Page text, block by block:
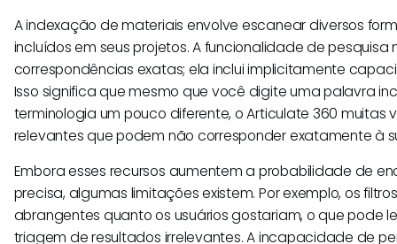
A indexação de materiais envolve escanear diversos
incluídos em seus projetos. A funcionalidade de
correspondências exatas; ela inclui implicitamente
Isso significa que mesmo que você digite uma palavra
terminologia um pouco diferente, o Articulate 360 muitas
relevantes que podem não corresponder exatamente à
Embora esses recursos aumentem a probabilidade de
precisa, algumas limitações existem. Por exemplo, os
abrangentes quanto os usuários gostariam, o que pode
triagem de resultados irrelevantes. A incapacidade de